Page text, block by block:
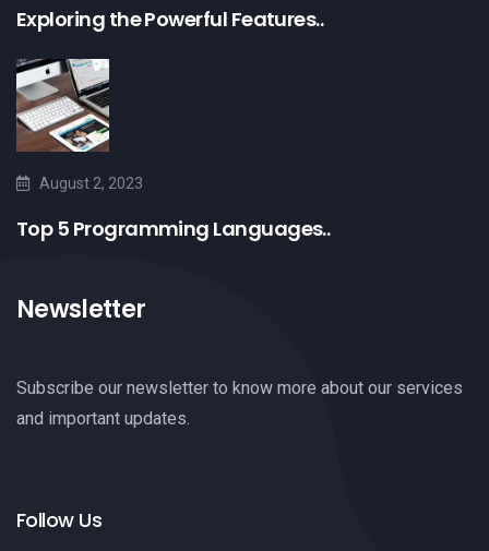
Exploring the Powerful Features..
August 2, 2023
Top 5 Programming Languages..
Newsletter
Subscribe our newsletter to know more about our services
and important updates.
Follow Us